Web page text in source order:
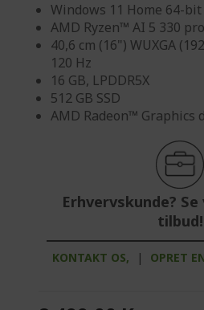
Windows 11 Home 64-bit
AMD Ryzen™ AI 5 330
40,6 cm (16") WUXGA
120 Hz
16 GB, LPDDR5X
512 GB SSD
AMD Radeon™ Graphics
Erhvervskunde?
tilbud!
KONTAKT OS, | OPRET